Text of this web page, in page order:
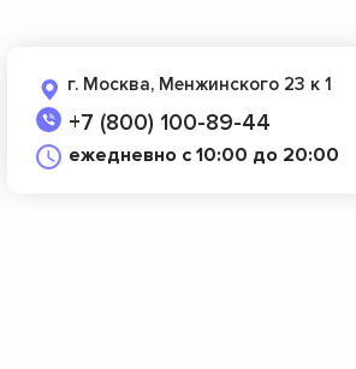
г. Москва, Менжинского 23 к 1
+7 (800) 100-89-44
ежедневно с 10:00 до 20:00